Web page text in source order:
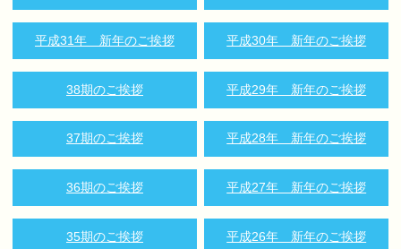
平成31年 新年のご挨拶 平成30年 新年のご挨拶
38期のご挨拶 平成29年 新年のご挨拶
37期のご挨拶 平成28年 新年のご挨拶
36期のご挨拶 平成27年 新年のご挨拶
35期のご挨拶 平成26年 新年のご挨拶